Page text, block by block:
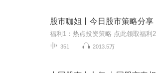
股市咖姐丨今日股市策略分享
351 2013.5万